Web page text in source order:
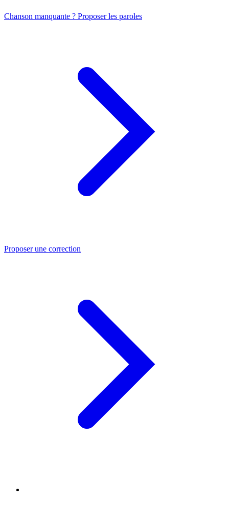
Chanson manquante ? Proposer les paroles
Proposer une correction